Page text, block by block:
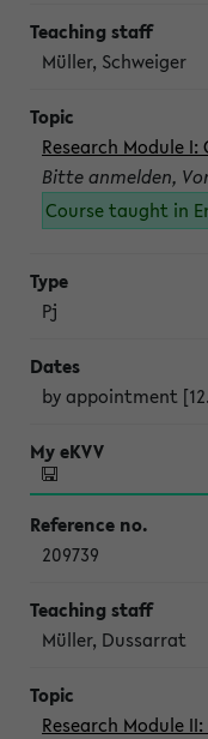
Müller, Schweiger
Research Module
Bitte anmelden,
Course taught in
Pj
by appointment
209739
Müller, Dussarrat
Research Module